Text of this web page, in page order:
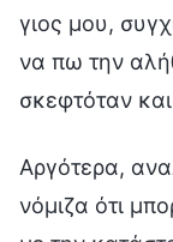
γιος μου,
να πω την
σκεφτόταν
Αργότερα,
νόμιζα ότι